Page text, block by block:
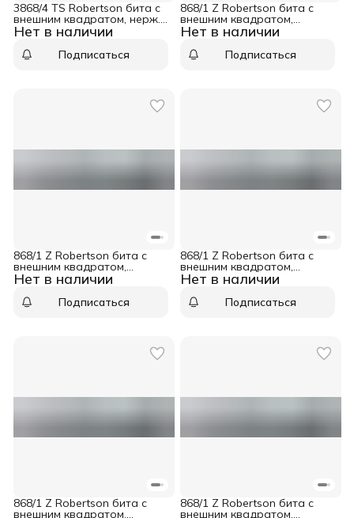
Нет в наличии
3868/4 TS Robertson бита с
внешним квадратом, нерж.,
1/4&quot; E6.3, R 1 x 89 мм
Wera WE-071097
Подписаться
Нет в наличии
868/1 Z Robertson бита с
внешним квадратом,
1/4&quot; C6.3, R 4 x 25 мм
Wera WE-066420
Подписаться
Нет в наличии
868/1 Z Robertson бита с
внешним квадратом,
1/4&quot; C6.3, R 3 x 25 мм
Wera WE-066415
Подписаться
Нет в наличии
868/1 Z Robertson бита с
внешним квадратом,
1/4&quot; C6.3, R 2 x 25 мм
Wera WE-066410
Подписаться
868/1 Z Robertson бита с
внешним квадратом,
868/1 Z Robertson бита с
внешним квадратом,